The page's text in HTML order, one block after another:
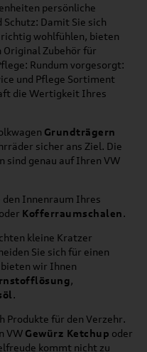
persönliche
Damit Sie sich
wohlfühlen, bieten
Zubehör für
Rundum vorgesorgt:
und Pflege Sortiment
die Wertigkeit Ihres
Grundträgern
sicher ans Ziel. Die
sind genau auf Ihren VW
den Innenraum Ihres
oder Kofferraumschalen.
kleine Kratzer
Sie sich für einen
wir Ihnen
,
.
Produkte für den Verzehr.
VW Gewürz Ketchup oder
kommt nicht zu